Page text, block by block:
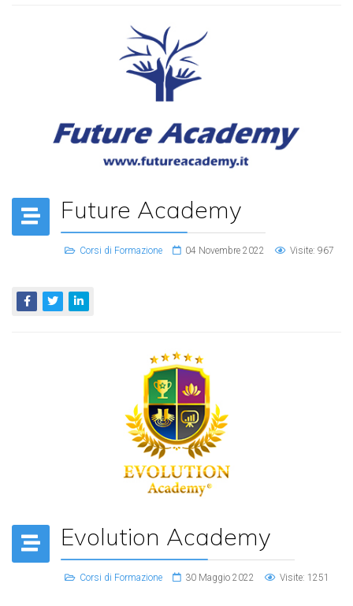
Future Academy
Corsi di Formazione 04 Novembre 2022 Visite: 967
Evolution Academy
Corsi di Formazione 30 Maggio 2022 Visite: 1251